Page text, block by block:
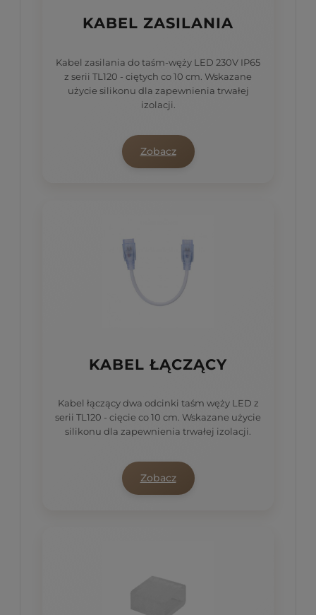
KABEL ZASILANIA
Kabel zasilania do taśm-węży LED 230V IP65
z serii TL120 - ciętych co 10 cm. Wskazane
użycie silikonu dla zapewnienia trwałej
izolacji.
Zobacz
KABEL ŁĄCZĄCY
Kabel łączący dwa odcinki taśm węży LED z
serii TL120 - cięcie co 10 cm. Wskazane użycie
silikonu dla zapewnienia trwałej izolacji.
Zobacz